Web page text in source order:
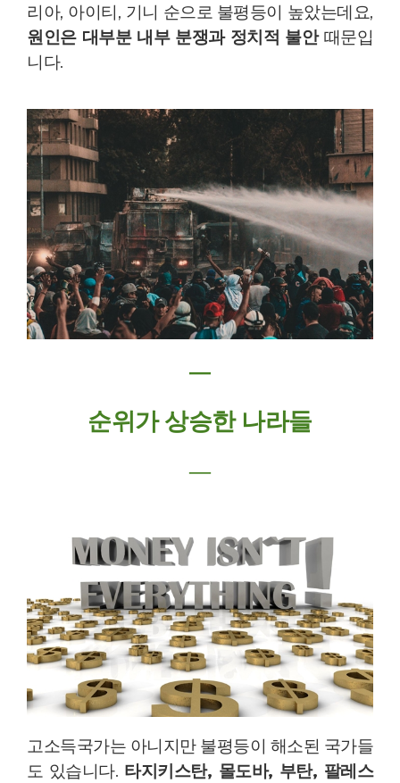
리아, 아이티, 기니 순으로 불평등이 높았는데요,
원인은 대부분 내부 분쟁과 정치적 불안때문입
니다.
―
순위가 상승한 나라들
―
고소득국가는 아니지만 불평등이 해소된 국가들
도 있습니다. 타지키스탄, 몰도바, 부탄, 팔레스